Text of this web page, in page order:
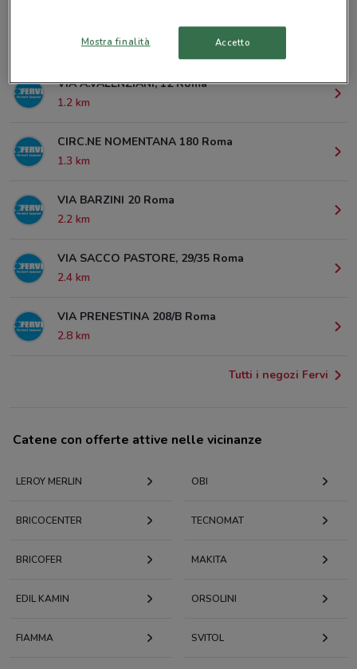
© MapTiler © OpenStreetMap contributors
VIA A.VALENZIANI, 12 Roma
1.2 km
CIRC.NE NOMENTANA 180 Roma
1.3 km
VIA BARZINI 20 Roma
2.2 km
VIA SACCO PASTORE, 29/35 Roma
2.4 km
VIA PRENESTINA 208/B Roma
2.8 km
Tutti i negozi Fervi
Catene con offerte attive nelle vicinanze
LEROY MERLIN OBI
BRICOCENTER TECNOMAT
BRICOFER MAKITA
EDIL KAMIN ORSOLINI
FIAMMA SVITOL
Mostra finalità Accetto